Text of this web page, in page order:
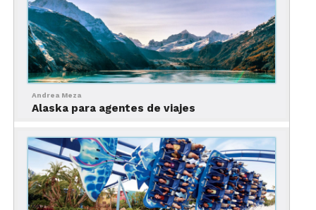
2. Glaciar Mendenhall:
Ubicado cerca de Juneau, la capital de Alaska, este
Andrea Meza
Alaska para agentes de viajes